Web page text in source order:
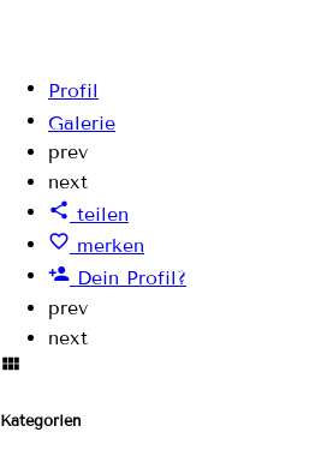
Profil
Galerie
prev
next
teilen
merken
Dein Profil?
prev
next
Kategorien